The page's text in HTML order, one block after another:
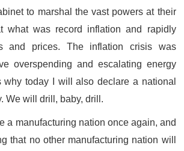
to marshal the vast powers at their
what was record inflation and rapidly
and prices. The inflation crisis was
overspending and escalating energy
why today I will also declare a national
We will drill, baby, drill.
a manufacturing nation once again, and
that no other manufacturing nation will